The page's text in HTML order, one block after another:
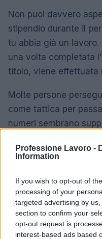
Professione Lavoro -
Information
If you wish to opt-out of
processing of your
targeted advertising by
section to confirm your
opt-out request is
interest-based ads based
Non puoi davvero
stipendio durante il
tu abbia già un
una volta completata
titolo, viene effettuata
Molte persone
come tattica per
numeri sembrano
cambio di lavoro è di
La decisione dipende
e dalla tua
Mettendo da parte
permetterti i costi